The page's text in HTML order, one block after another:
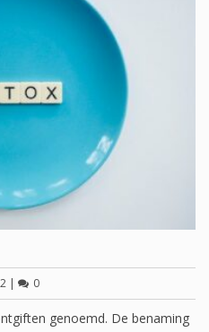
| 0
genoemd. De benaming